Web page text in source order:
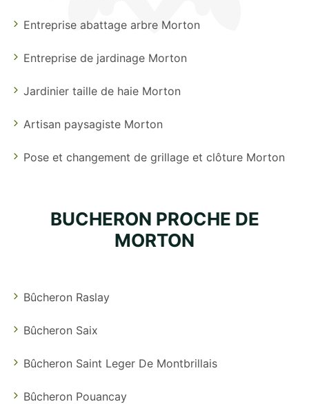
Entreprise abattage arbre Morton
Entreprise de jardinage Morton
Jardinier taille de haie Morton
Artisan paysagiste Morton
Pose et changement de grillage et clôture Morton
BUCHERON PROCHE DE
MORTON
Bûcheron Raslay
Bûcheron Saix
Bûcheron Saint Leger De Montbrillais
Bûcheron Pouancay